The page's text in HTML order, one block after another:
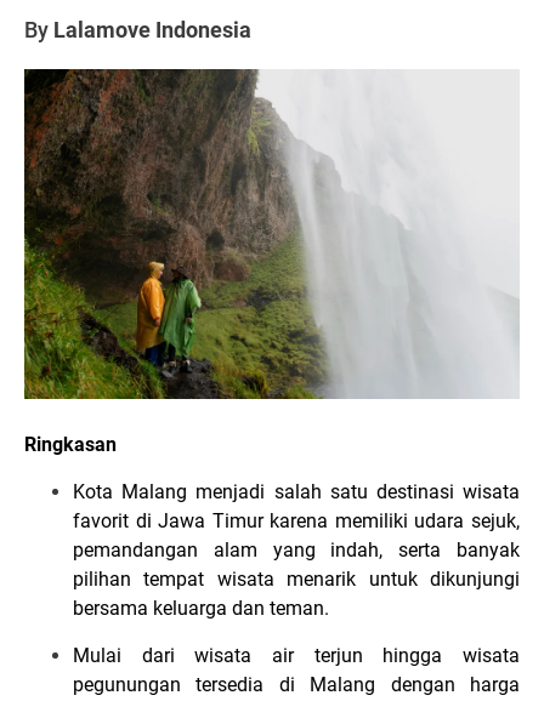
By Lalamove Indonesia
Ringkasan
Kota Malang menjadi salah satu destinasi wisata
favorit di Jawa Timur karena memiliki udara sejuk,
pemandangan alam yang indah, serta banyak
pilihan tempat wisata menarik untuk dikunjungi
bersama keluarga dan teman.
Mulai dari wisata air terjun hingga wisata
pegunungan tersedia di Malang dengan harga